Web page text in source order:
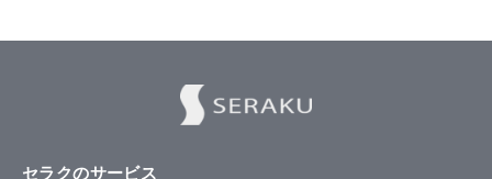
セラクのサービス